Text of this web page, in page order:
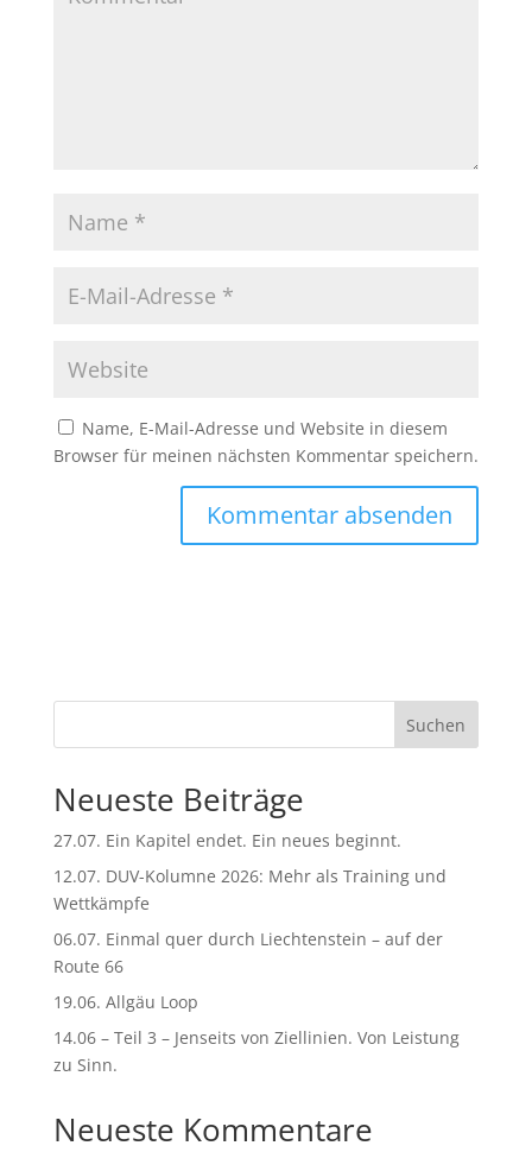
Name, E-Mail-Adresse und Website in diesem
Browser für meinen nächsten Kommentar speichern.
i
e
:
Suchen
Neueste Beiträge
27.07. Ein Kapitel endet. Ein neues beginnt.
12.07. DUV-Kolumne 2026: Mehr als Training und
Wettkämpfe
06.07. Einmal quer durch Liechtenstein – auf der
Route 66
19.06. Allgäu Loop
14.06 – Teil 3 – Jenseits von Ziellinien. Von Leistung
zu Sinn.
Neueste Kommentare